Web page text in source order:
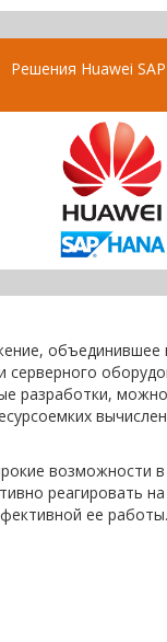
Решения Huawei
серверного
разработки,
возможности
реагировать
ее